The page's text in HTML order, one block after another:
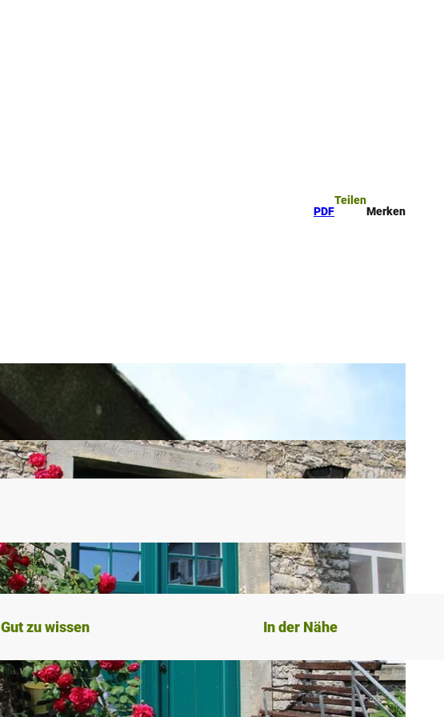
PDF
Teilen
Merken
Gut zu wissen In der Nähe